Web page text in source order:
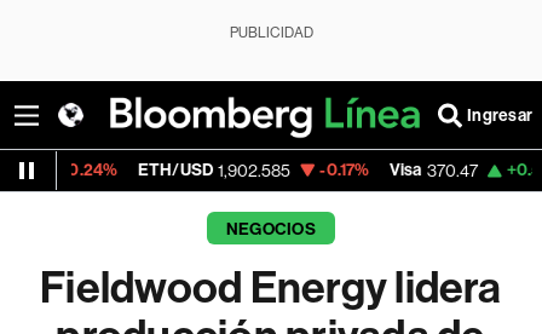
PUBLICIDAD
Ingresar
ETH/USD 1,902.585 -0.17% Visa 370.47 +0.52%
NEGOCIOS
Fieldwood Energy lidera